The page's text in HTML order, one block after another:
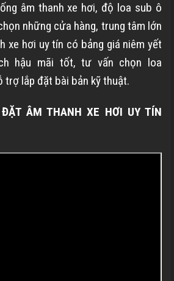
âm thanh xe hơi, độ loa sub ô
những cửa hàng, trung tâm lớn
xe hơi uy tín có bảng giá niêm yết
hậu mãi tốt, tư vấn chọn loa
trợ lắp đặt bài bản kỹ thuật.
ÂM THANH XE HƠI UY TÍN